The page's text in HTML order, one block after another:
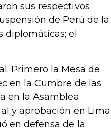
sus respectivos
de Perú de la
diplomáticas; el
Primero la Mesa de
en la Cumbre de las
en la Asamblea
y aprobación en Lima
en defensa de la